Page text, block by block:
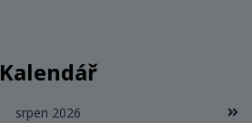
Kalendář
srpen 2026